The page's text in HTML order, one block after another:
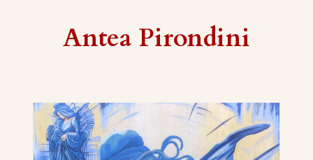
Antea Pirondini